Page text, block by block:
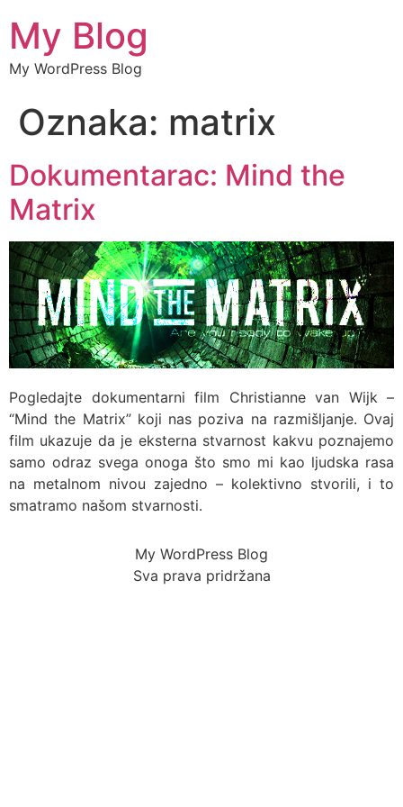
My Blog
My WordPress Blog
Oznaka: matrix
Dokumentarac: Mind the
Matrix
Pogledajte dokumentarni film Christianne van Wijk –
“Mind the Matrix” koji nas poziva na razmišljanje. Ovaj
film ukazuje da je eksterna stvarnost kakvu poznajemo
samo odraz svega onoga što smo mi kao ljudska rasa
na metalnom nivou zajedno – kolektivno stvorili, i to
smatramo našom stvarnosti.
My WordPress Blog
Sva prava pridržana